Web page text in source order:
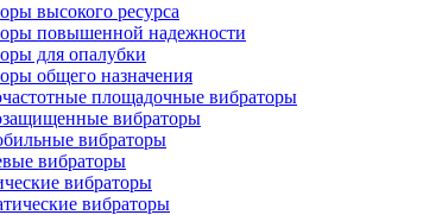
высокого ресурса
повышенной надежности
для опалубки
общего назначения
площадочные вибраторы
вибраторы
вибраторы
вибраторы
вибраторы
вибраторы